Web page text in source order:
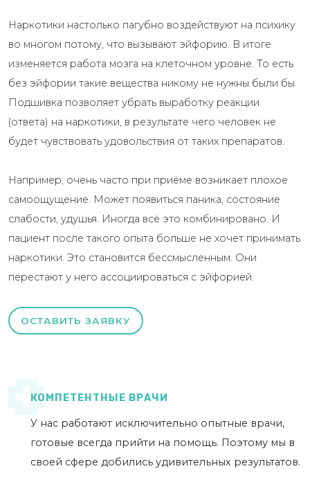
Наркотики настолько пагубно воздействуют на психику
во многом потому, что вызывают эйфорию. В итоге
изменяется работа мозга на клеточном уровне. То есть
без эйфории такие вещества никому не нужны были бы.
Подшивка позволяет убрать выработку реакции
(ответа) на наркотики, в результате чего человек не
будет чувствовать удовольствия от таких препаратов.
Например, очень часто при приёме возникает плохое
самоощущение. Может появиться паника, состояние
слабости, удушья. Иногда всё это комбинировано. И
пациент после такого опыта больше не хочет принимать
наркотики. Это становится бессмысленным. Они
перестают у него ассоциироваться с эйфорией.
ОСТАВИТЬ ЗАЯВКУ
КОМПЕТЕНТНЫЕ ВРАЧИ
У нас работают исключительно опытные врачи,
готовые всегда прийти на помощь. Поэтому мы в
своей сфере добились удивительных результатов.